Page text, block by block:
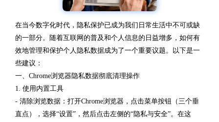
在当今数字化时代，隐私保护已成为我们日常生活中不可或缺
的一部分。随着互联网的普及和个人信息的日益增多，如何有
效地管理和保护个人隐私数据成为了一个重要议题。以下是一
些建议：
一、Chrome浏览器隐私数据彻底清理操作
1. 使用内置工具
- 清除浏览数据：打开Chrome浏览器，点击菜单按钮（三个垂
直点），选择“设置”，然后点击左侧的“隐私与安全”。在这